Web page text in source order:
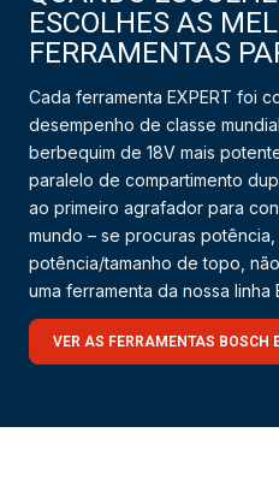
ESCOLHES AS
FERRAMENTAS
Cada ferramenta EXPERT foi
desempenho de classe
berbequim de 18V mais
paralelo de compartimento
ao primeiro agrafador para
mundo – se procuras
potência/tamanho de topo,
uma ferramenta da nossa linha
VER AS FERRAMENTAS BOSCH